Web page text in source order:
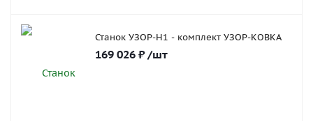
Станок УЗОР-Н1 - комплект УЗОР-КОВКА
169 026 ₽ /шт